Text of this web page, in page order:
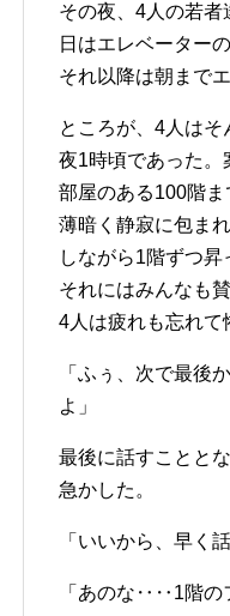
その夜、4人の若
日はエレベーター
それ以降は朝まで
ところが、4人は
夜1時頃であった。
部屋のある100階ま
薄暗く静寂に包ま
しながら1階ずつ昇
それにはみんなも
4人は疲れも忘れて
「ふぅ、次で最後
よ」
最後に話すことと
急かした。
「いいから、早く
「あのな‥‥1階の